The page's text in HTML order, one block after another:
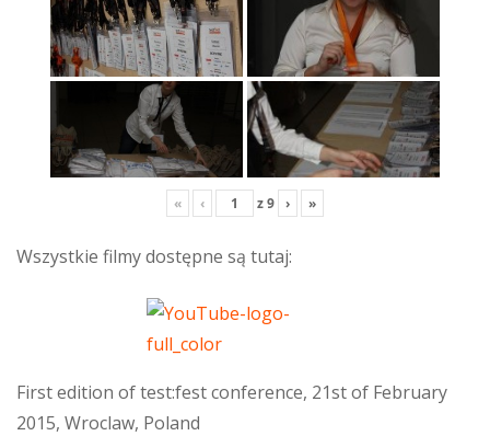
« ‹ z9 › »
Wszystkie filmy dostępne są tutaj:
First edition of test:fest conference, 21st of February
2015, Wroclaw, Poland